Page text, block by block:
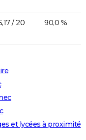
/ 20 90,0 %
et lycées à proximité